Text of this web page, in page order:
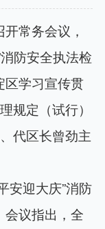
常务会议，
防安全执法检
区学习宣传贯
规定（试行）
代区长曾劲主
迎大庆”消防
会议指出，全